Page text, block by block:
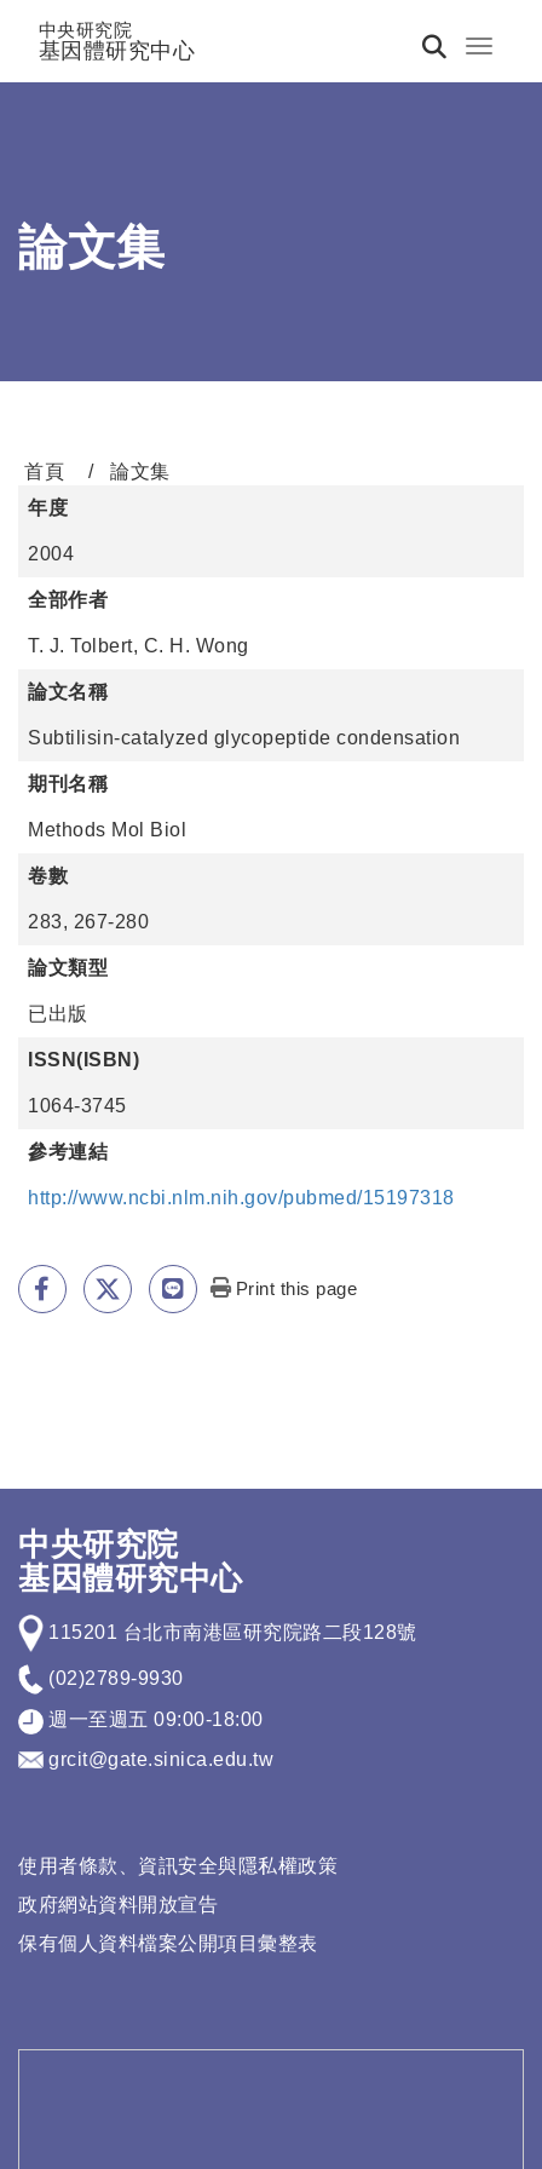
Toggle
中央研究院
基因體研究中心
論文集
首頁
論文集
年度
2004
全部作者
T. J. Tolbert, C. H. Wong
論文名稱
Subtilisin-catalyzed glycopeptide condensation
期刊名稱
Methods Mol Biol
卷數
283, 267-280
論文類型
已出版
ISSN(ISBN)
1064-3745
參考連結
http://www.ncbi.nlm.nih.gov/pubmed/15197318
Print this page
中央研究院
基因體研究中心
115201 台北市南港區研究院路二段128號
(02)2789-9930
週一至週五 09:00-18:00
grcit@gate.sinica.edu.tw
使用者條款、資訊安全與隱私權政策
政府網站資料開放宣告
保有個人資料檔案公開項目彙整表